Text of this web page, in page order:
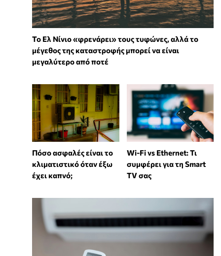
Το Ελ Νίνιο «φρενάρει» τους τυφώνες, αλλά το
μέγεθος της καταστροφής μπορεί να είναι
μεγαλύτερο από ποτέ
Πόσο ασφαλές είναι το
κλιματιστικό όταν έξω
έχει καπνό;
Wi-Fi vs Ethernet: Τι
συμφέρει για τη Smart
TV σας